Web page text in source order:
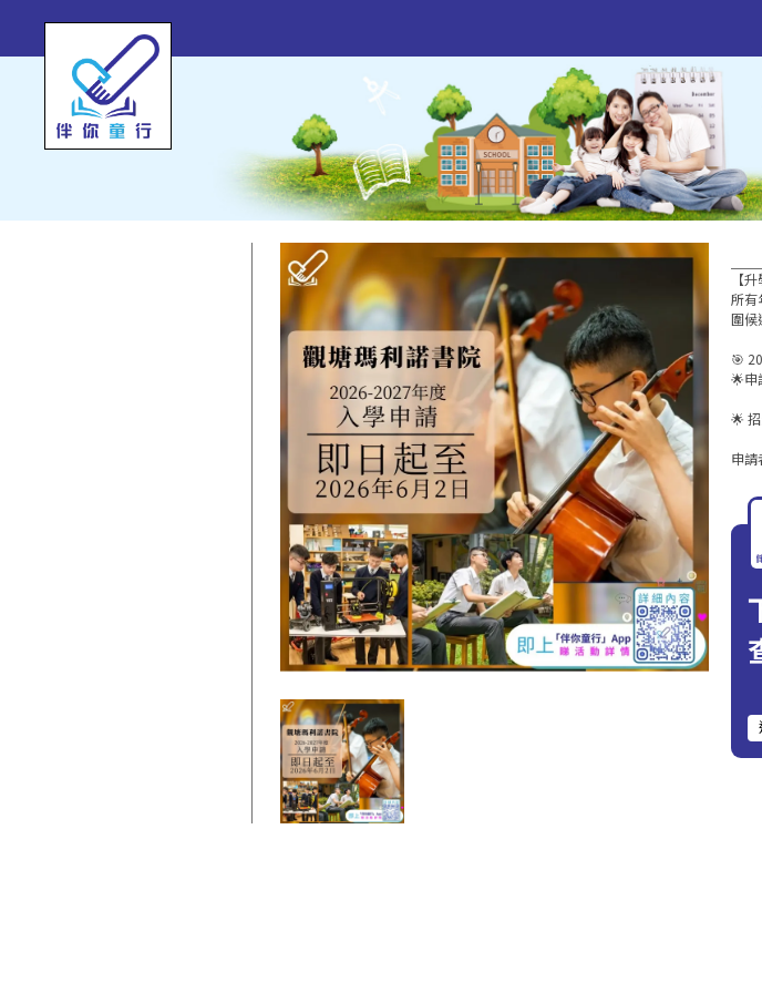
【
所有
圍候
🎯
🌟申
🌟
申請